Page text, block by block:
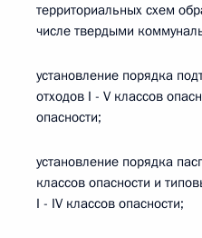
территориальных схем
числе твердыми
установление порядка
отходов I - V классов
опасности;
установление порядка
классов опасности и
I - IV классов опасности;